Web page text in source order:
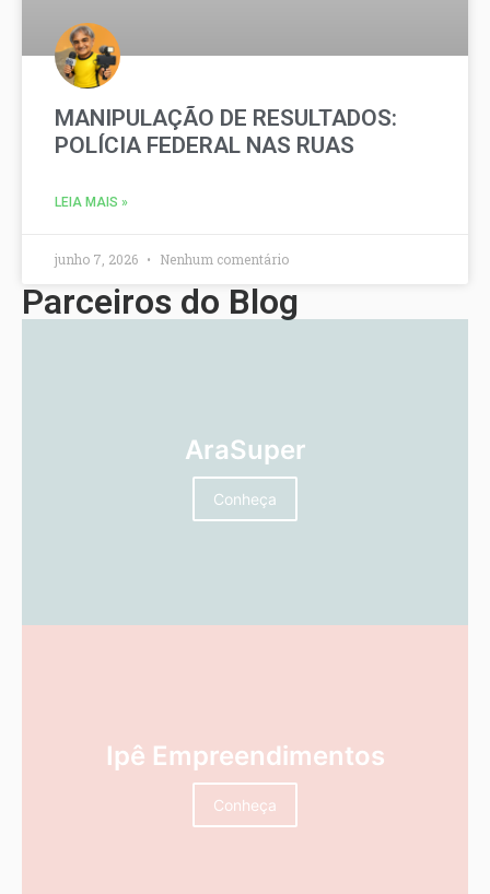
MANIPULAÇÃO DE RESULTADOS:
POLÍCIA FEDERAL NAS RUAS
LEIA MAIS »
junho 7, 2026 Nenhum comentário
Parceiros do Blog
AraSuper
Conheça
Ipê Empreendimentos
Conheça